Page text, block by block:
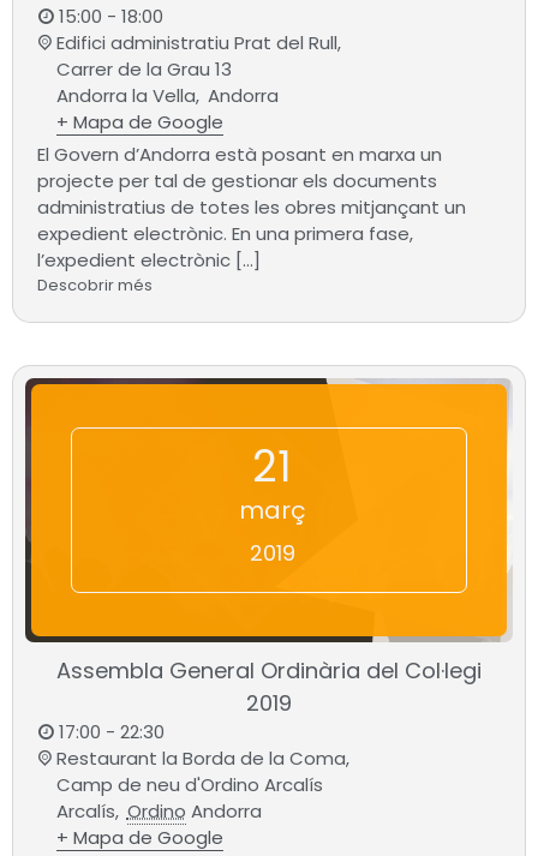
15:00 - 18:00
Edifici administratiu Prat del Rull,
Carrer de la Grau 13
Andorra la Vella, Andorra
+ Mapa de Google
El Govern d’Andorra està posant en marxa un
projecte per tal de gestionar els documents
administratius de totes les obres mitjançant un
expedient electrònic. En una primera fase,
l’expedient electrònic […]
Descobrir més
21
març
2019
Assembla General Ordinària del Col·legi
2019
17:00 - 22:30
Restaurant la Borda de la Coma,
Camp de neu d'Ordino Arcalís
Arcalís, Ordino Andorra
+ Mapa de Google